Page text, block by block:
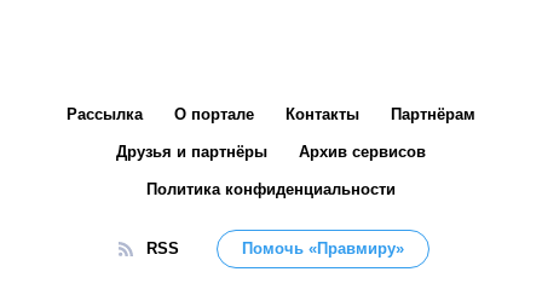
Рассылка О портале Контакты Партнёрам
Друзья и партнёры Архив сервисов
Политика конфиденциальности
RSS Помочь «Правмиру»